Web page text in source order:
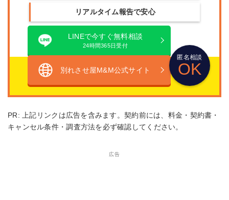
リアルタイム報告で安心
LINEで今すぐ無料相談
24時間365日受付
別れさせ屋M&M公式サイト
匿名相談
OK
PR: 上記リンクは広告を含みます。契約前には、料金・契約書・
キャンセル条件・調査方法を必ず確認してください。
広告